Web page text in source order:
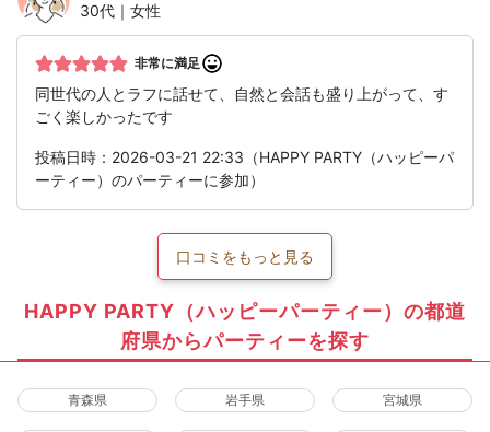
30代｜女性
非常に満足
同世代の人とラフに話せて、自然と会話も盛り上がって、す
ごく楽しかったです︎
投稿日時：2026-03-21 22:33（HAPPY PARTY（ハッピーパ
ーティー）のパーティーに参加）
口コミをもっと見る
HAPPY PARTY（ハッピーパーティー）の都道
府県からパーティーを探す
青森県 岩手県 宮城県